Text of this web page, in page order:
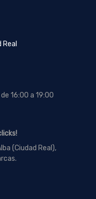
16:00 a 19:00
(Ciudad Real),